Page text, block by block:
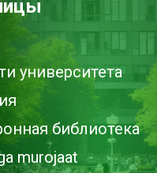
университета
библиотека
murojaat